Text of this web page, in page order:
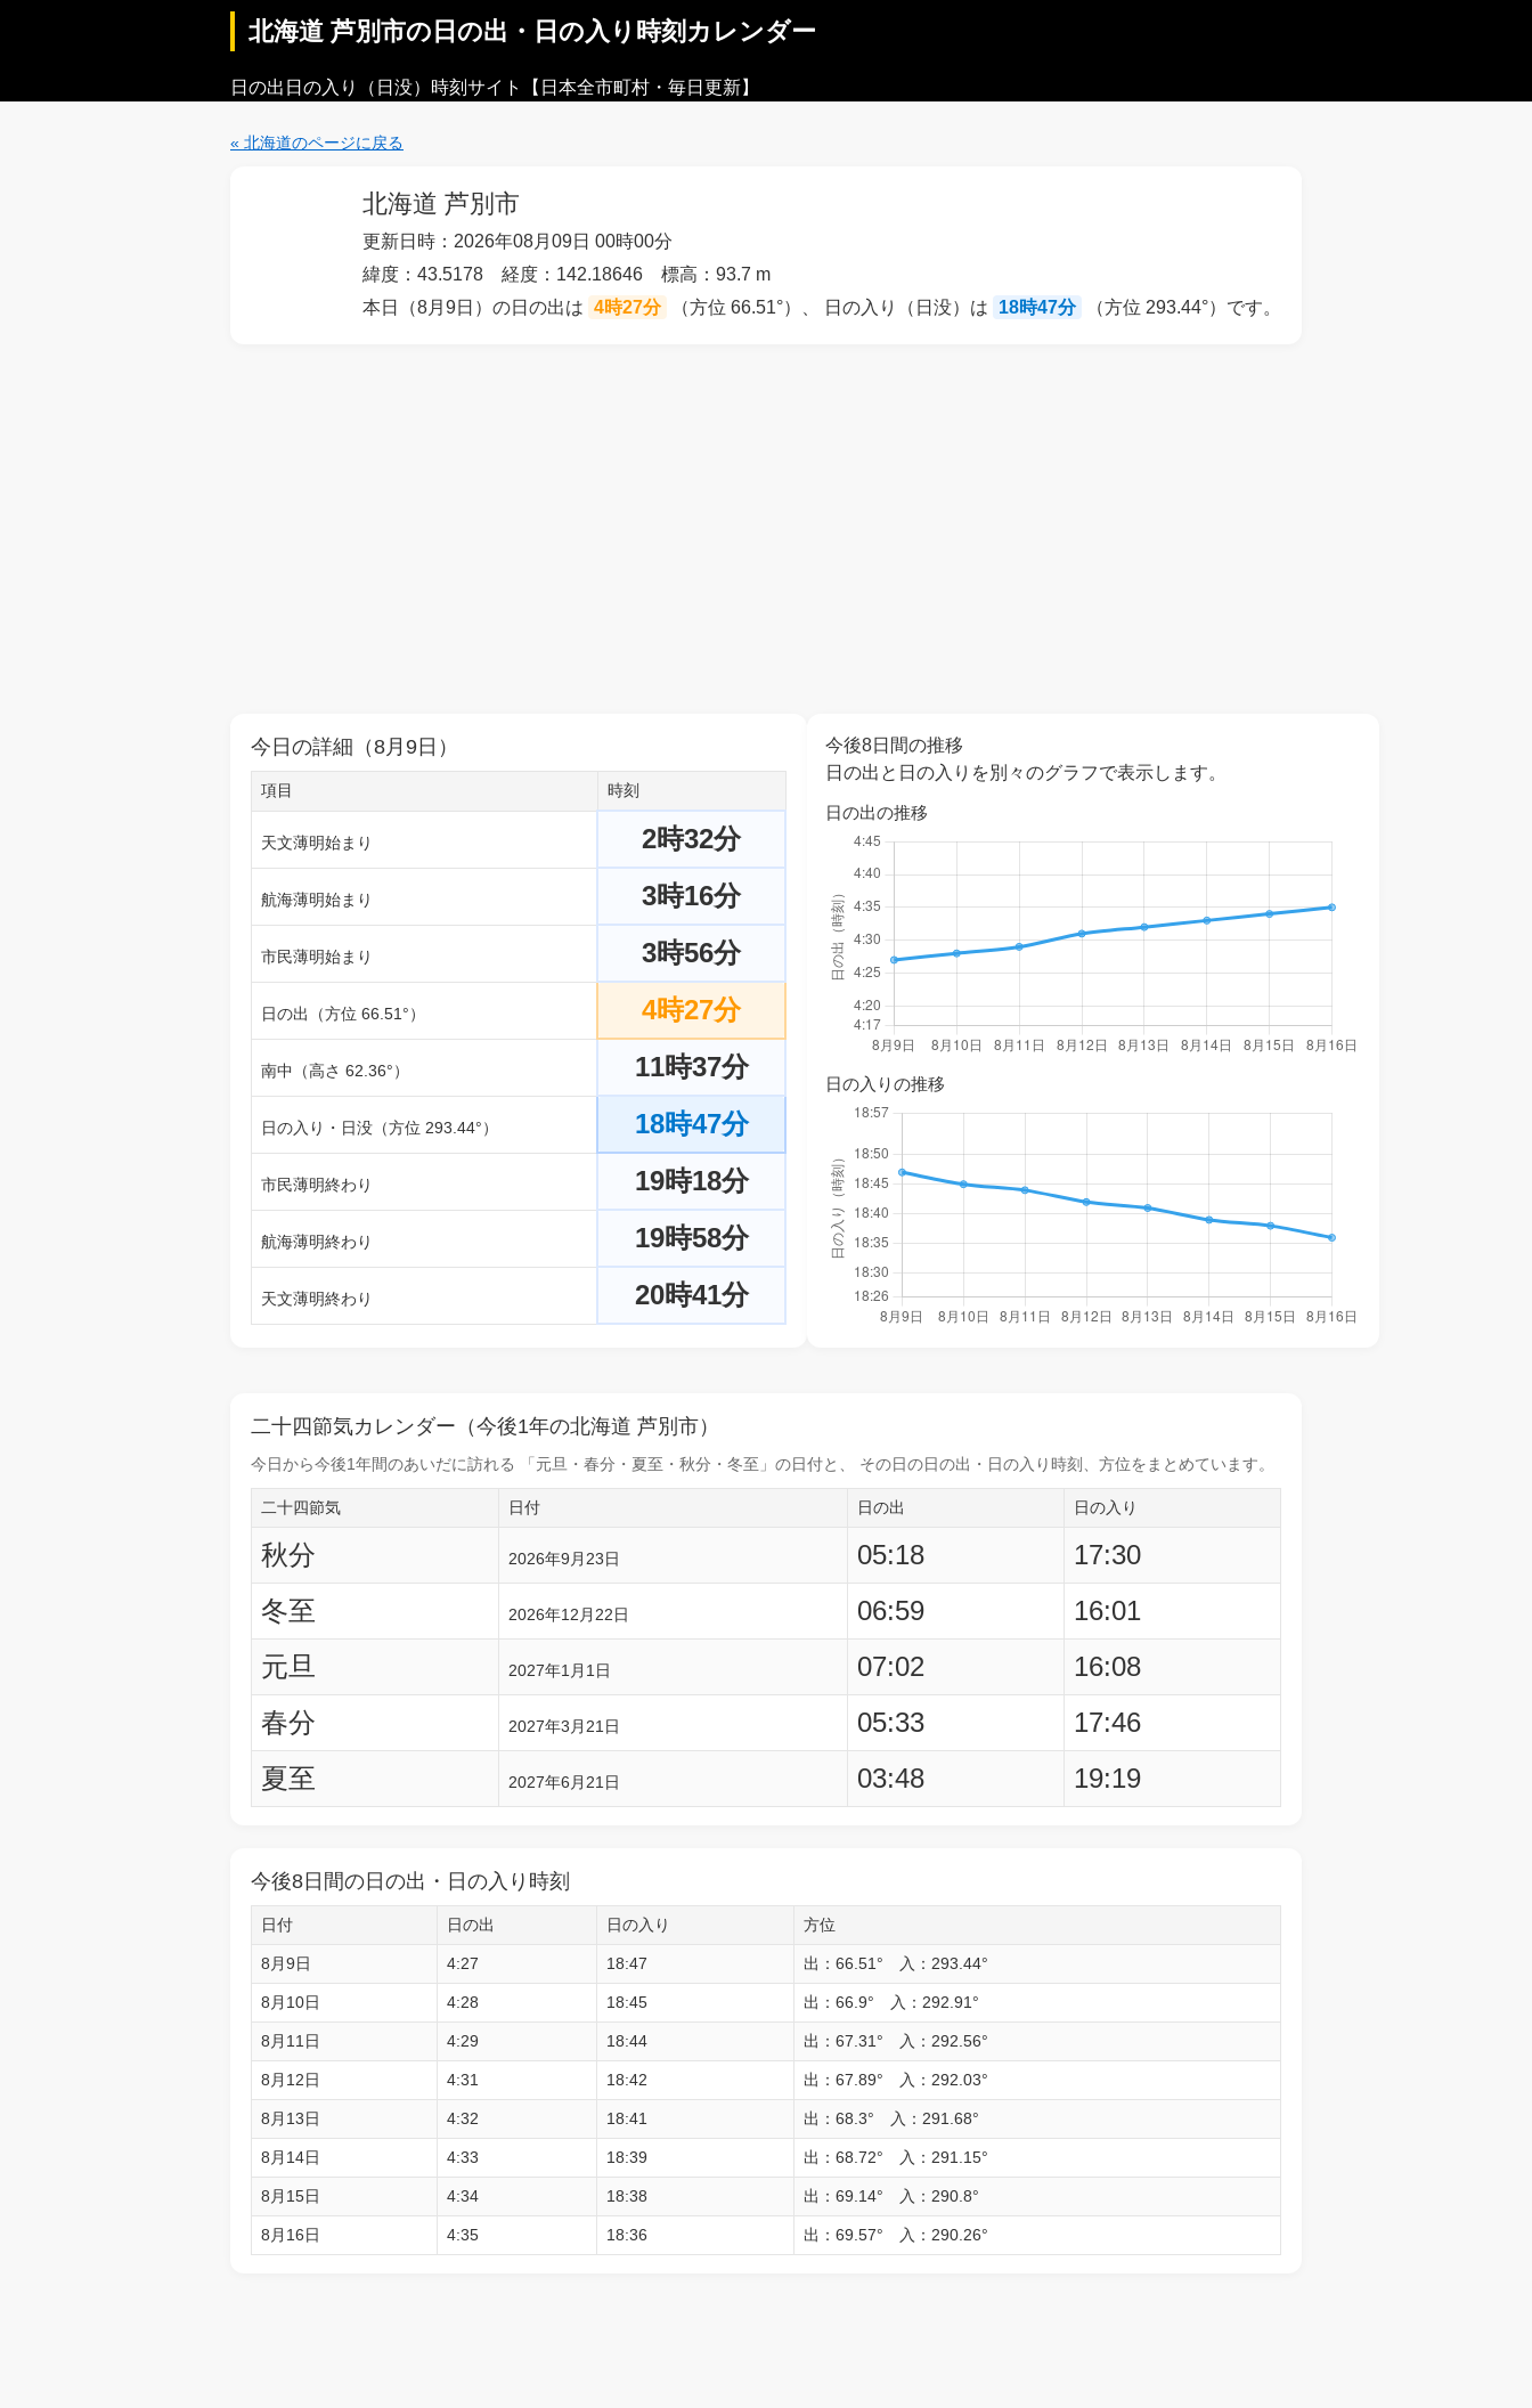
北海道 芦別市の日の出・日の入り時刻カレンダー
日の出日の入り（日没）時刻サイト【日本全市町村・毎日更新】
« 北海道のページに戻る
北海道 芦別市
更新日時：2026年08月09日 00時00分
緯度：43.5178 経度：142.18646 標高：93.7 m
本日（8月9日）の日の出は 4時27分 （方位 66.51°）、 日の入り（日没）は 18時47分 （方位 293.44°）です。
今日の詳細（8月9日）
項目 時刻
天文薄明始まり 2時32分
航海薄明始まり 3時16分
市民薄明始まり 3時56分
日の出（方位 66.51°） 4時27分
南中（高さ 62.36°） 11時37分
日の入り・日没（方位 293.44°） 18時47分
市民薄明終わり 19時18分
航海薄明終わり 19時58分
天文薄明終わり 20時41分
今後8日間の推移
日の出と日の入りを別々のグラフで表示します。
日の出の推移
日の入りの推移
二十四節気カレンダー（今後1年の北海道 芦別市）
今日から今後1年間のあいだに訪れる 「元旦・春分・夏至・秋分・冬至」の日付と、 その日の日の出・日の入り時刻 、方位をまとめています。
二十四節気 日付 日の出 日の入り
秋分 2026年9月23日 05:18
17:30
冬至
2026年12月22日 06:59
16:01
元旦
2027年1月1日 07:02
16:08
春分
2027年3月21日 05:33
17:46
夏至
2027年6月21日 03:48 19:19
今後8日間の日の出・日の入り時刻
日付 日の出 日の入り 方位
8月9日 4:27 18:47 出：66.51° 入：293.44°
8月10日 4:28 18:45 出：66.9° 入：292.91°
8月11日 4:29 18:44 出：67.31° 入：292.56°
8月12日 4:31 18:42 出：67.89° 入：292.03°
8月13日 4:32 18:41 出：68.3° 入：291.68°
8月14日 4:33 18:39 出：68.72° 入：291.15°
8月15日 4:34 18:38 出：69.14° 入：290.8°
8月16日 4:35 18:36 出：69.57° 入：290.26°